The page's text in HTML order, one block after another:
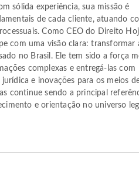
sólida experiência, sua missão é
de cada cliente, atuando
Como CEO do Direito
com uma visão clara: transformar
no Brasil. Ele tem sido a força
complexas e entregá-las com
e inovações para os meios
continue sendo a principal
e orientação no universo